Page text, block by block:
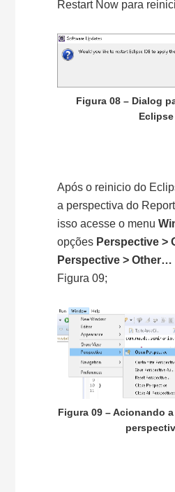
Restart Now para
Figura 08 – Dialog
Eclipse
Após o reinicio do
a perspectiva do
isso acesse o menu
opções Perspective >
Perspective > Other…
Figura 09;
Figura 09 – Acionando